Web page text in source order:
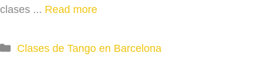
clases ... Read more
Categories
Clases de Tango en Barcelona